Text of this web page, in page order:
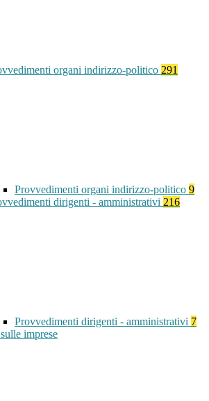
organi indirizzo-politico 291
Provvedimenti organi indirizzo-politico 9
dirigenti - amministrativi 216
Provvedimenti dirigenti - amministrativi 7
imprese